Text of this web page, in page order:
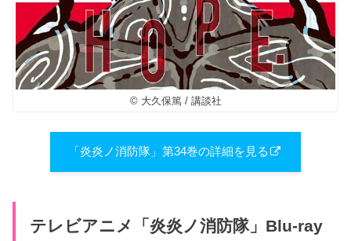
© 大久保篤 / 講談社
「炎炎ノ消防隊」第34巻の詳細を見る
テレビアニメ「炎炎ノ消防隊」Blu-ray